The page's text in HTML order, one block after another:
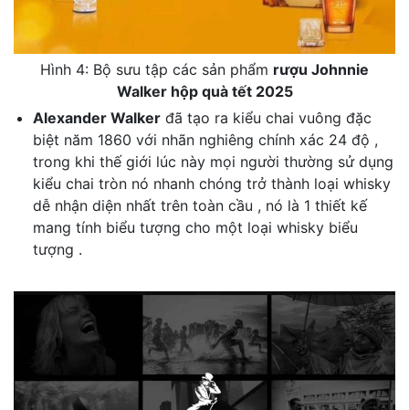
Hình 4: Bộ sưu tập các sản phẩm rượu Johnnie
Walker hộp quà tết 2025
Alexander Walkerđã tạo ra kiểu chai vuông đặc
biệt năm 1860 với nhãn nghiêng chính xác 24 độ ,
trong khi thế giới lúc này mọi người thường sử dụng
kiểu chai tròn nó nhanh chóng trở thành loại whisky
dễ nhận diện nhất trên toàn cầu , nó là 1 thiết kế
mang tính biểu tượng cho một loại whisky biểu
tượng .